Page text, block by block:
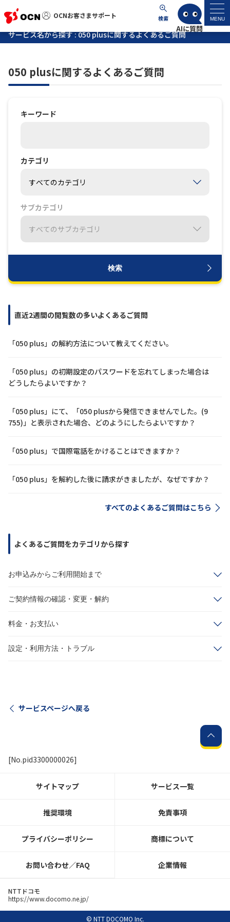
OCNお客さまサポート 検索 MENU
OCNお客さまサポート
マイページ
サポートトップ
サービス名から探す
工事・故障情報
お問い合わせ
履歴・お気に入り
お知らせ サポートサイトの使い方
まはこちら
OCN サービス一覧
サービス名から探す : 050 plusに関するよくあるご質問
050 plusに関するよくあるご質問
キーワード
カテゴリ
サブカテゴリ
検索
直近2週間の閲覧数の多いよくあるご質問
「050 plus」の解約方法について教えてください。
「050 plus」の初期設定のパスワードを忘れてしまった場合は
どうしたらよいですか？
「050 plus」にて、「050 plusから発信できませんでした。(9
755)」と表示された場合、どのようにしたらよいですか？
「050 plus」で国際電話をかけることはできますか？
「050 plus」を解約した後に請求がきましたが、なぜですか？
すべてのよくあるご質問はこちら
よくあるご質問をカテゴリから探す
お申込みからご利用開始まで
ご契約情報の確認・変更・解約
料金・お支払い
設定・利用方法・トラブル
サービスページへ戻る
[No.pid3300000026]
サイトマップ サービス一覧
推奨環境 免責事項
プライバシーポリシー 商標について
お問い合わせ／FAQ 企業情報
NTTドコモ
https://www.docomo.ne.jp/
© NTT DOCOMO Inc.